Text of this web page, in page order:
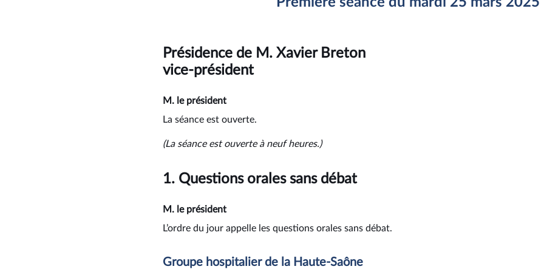
Présidence de M. Xavier Breton
vice-président
M. le président
La séance est ouverte.
(La séance est ouverte à neuf heures.)
1. Questions orales sans débat
M. le président
L’ordre du jour appelle les questions orales sans débat.
Groupe hospitalier de la Haute-Saône